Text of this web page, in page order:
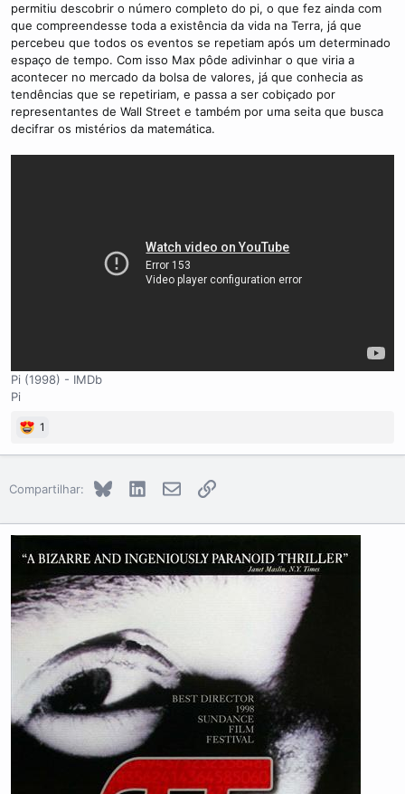
permitiu descobrir o número completo do pi, o que fez ainda com
que compreendesse toda a existência da vida na Terra, já que
percebeu que todos os eventos se repetiam após um determinado
espaço de tempo. Com isso Max pôde adivinhar o que viria a
acontecer no mercado da bolsa de valores, já que conhecia as
tendências que se repetiriam, e passa a ser cobiçado por
representantes de Wall Street e também por uma seita que busca
decifrar os mistérios da matemática.
Pi (1998) - IMDb
Pi
1
Compartilhar: BlueskyLinkedInE-mailLink